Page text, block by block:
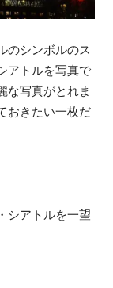
のシンボルのス
アトルを写真で
な写真がとれま
おきたい一枚だ
シアトルを一望